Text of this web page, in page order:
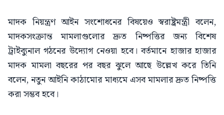
মাদক নিয়ন্ত্রণ আইন সংশোধনের বিষয়েও স্বরাষ্ট্রমন্ত্রী বলেন,
মাদকসংক্রান্ত মামলাগুলোর দ্রুত নিষ্পত্তির জন্য বিশেষ
ট্রাইব্যুনাল গঠনের উদ্যোগ নেওয়া হবে। বর্তমানে হাজার হাজার
মাদক মামলা বছরের পর বছর ঝুলে আছে উল্লেখ করে তিনি
বলেন, নতুন আইনি কাঠামোর মাধ্যমে এসব মামলার দ্রুত নিষ্পত্তি
করা সম্ভব হবে।